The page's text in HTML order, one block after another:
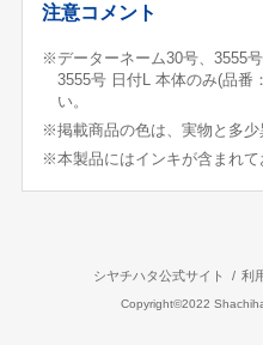
注意コメント
※データーネーム30号、3555
3555号 日付L 本体のみ(品番
い。
※掲載商品の色は、実物と多少
※本製品にはインキが含まれて
シヤチハタ公式サイト 利
Copyright©2022